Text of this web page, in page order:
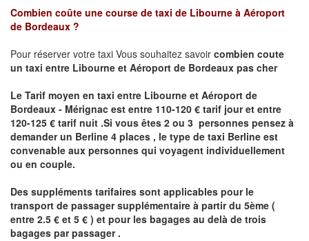
Combien coûte une course de taxi de Libourne à Aéroport
de Bordeaux ?
Pour réserver votre taxi Vous souhaitez savoir combien coute
un taxi entre Libourne et Aéroport de Bordeaux pas cher
Le Tarif moyen en taxi entre Libourne et Aéroport de
Bordeaux - Mérignac est entre 110-120 € tarif jour et entre
120-125 € tarif nuit .Si vous êtes 2 ou 3 personnes pensez à
demander un Berline 4 places , le type de taxi Berline est
convenable aux personnes qui voyagent individuellement
ou en couple.
Des suppléments tarifaires sont applicables pour le
transport de passager supplémentaire à partir du 5ème (
entre 2.5 € et 5 € ) et pour les bagages au delà de trois
bagages par passager .